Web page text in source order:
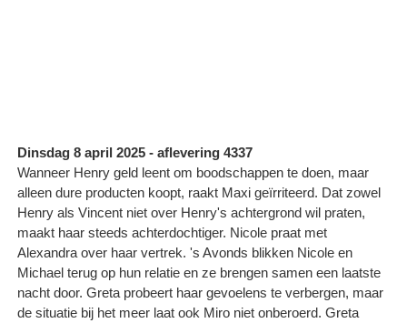
Dinsdag 8 april 2025 - aflevering 4337
Wanneer Henry geld leent om boodschappen te doen, maar
alleen dure producten koopt, raakt Maxi geïrriteerd. Dat zowel
Henry als Vincent niet over Henry's achtergrond wil praten,
maakt haar steeds achterdochtiger. Nicole praat met
Alexandra over haar vertrek. 's Avonds blikken Nicole en
Michael terug op hun relatie en ze brengen samen een laatste
nacht door. Greta probeert haar gevoelens te verbergen, maar
de situatie bij het meer laat ook Miro niet onberoerd. Greta